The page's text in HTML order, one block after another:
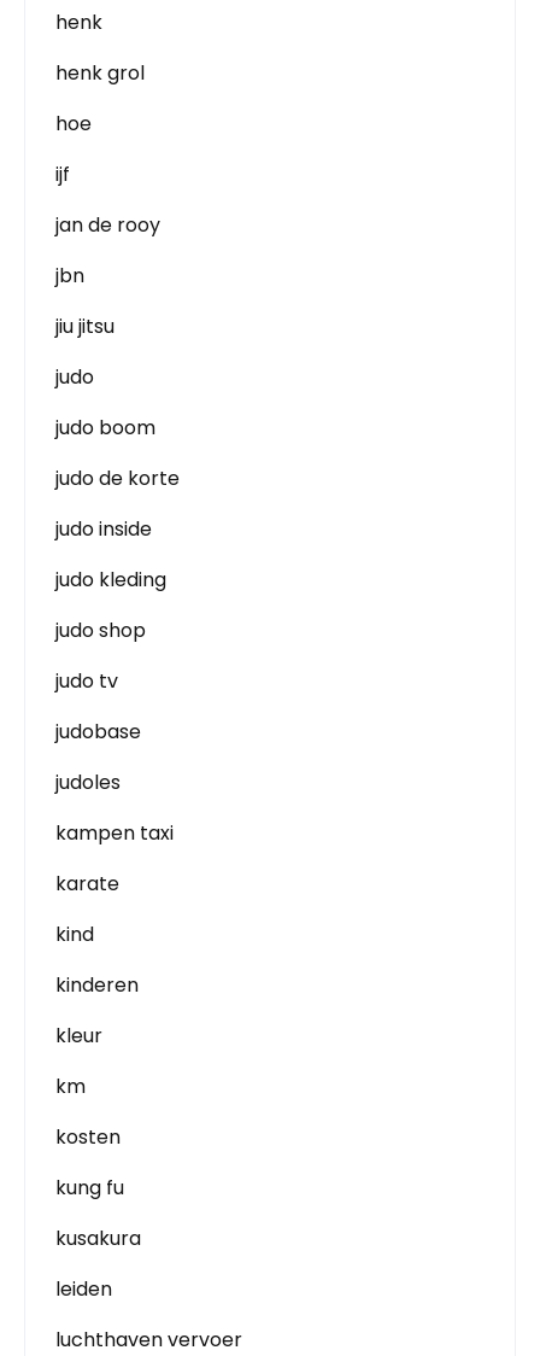
henk
henk grol
hoe
ijf
jan de rooy
jbn
jiu jitsu
judo
judo boom
judo de korte
judo inside
judo kleding
judo shop
judo tv
judobase
judoles
kampen taxi
karate
kind
kinderen
kleur
km
kosten
kung fu
kusakura
leiden
luchthaven vervoer